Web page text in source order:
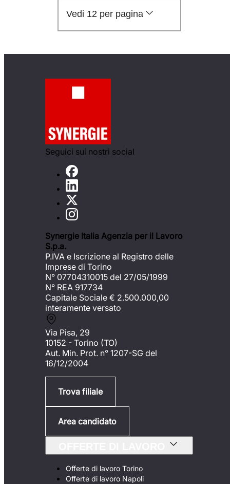
Vedi 12 per pagina
Seguici sui nostri social
Synergie Italia Agenzia per il Lavoro
S.p.a.
P.IVA e Iscrizione al Registro delle
Imprese di Torino
N° 07704310015 del 27/05/1999
N° REA 917734
Capitale Sociale € 2.500.000,00
interamente versato
Via Pisa, 29
10152 - Torino (TO)
Aut. Min. Prot. n° 1207-SG del
16/12/2004
Trova filiale
Area candidato
Offerte di lavoro Torino
Offerte di lavoro Napoli